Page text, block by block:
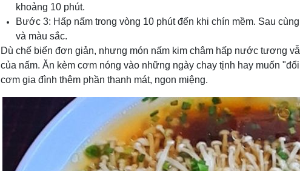
khoảng 10 phút.
Bước 3: Hấp nấm trong vòng 10 phút đến khi chín mềm. Sau
và màu sắc.
Dù chế biến đơn giản, nhưng món nấm kim châm hấp nước tương
của nấm. Ăn kèm cơm nóng vào những ngày chay tịnh hay muốn
cơm gia đình thêm phần thanh mát, ngon miệng.